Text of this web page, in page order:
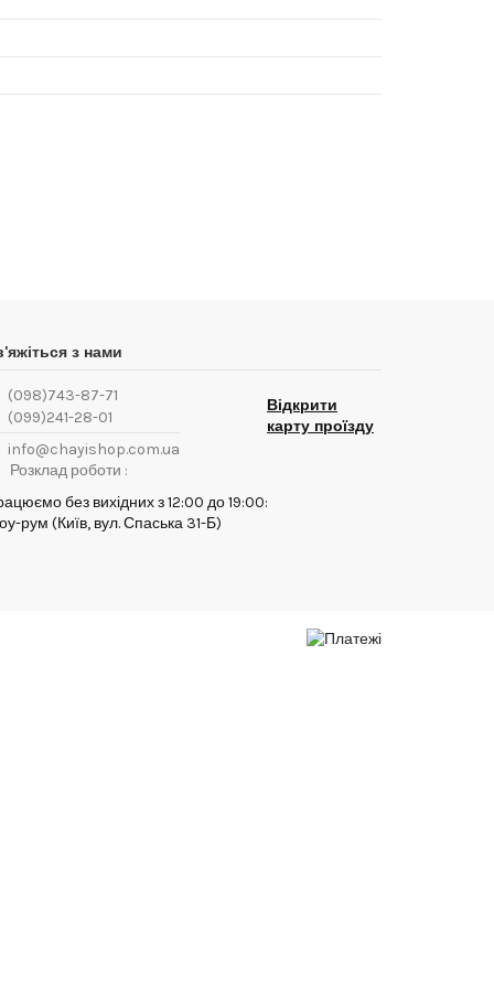
з нами
(098)743-87-71
(099)241-28-01
info@chayishop.com.ua
Відкрити
карту проїзду
Розклад роботи :
без вихідних з 12:00 до 19:00:
рум (Київ, вул. Спаська 31-Б)